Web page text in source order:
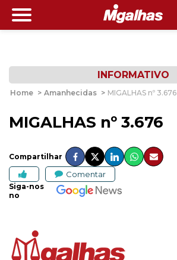
INFORMATIVO
Home > Amanhecidas > MIGALHAS nº 3.676
MIGALHAS nº 3.676
Compartilhar
Comentar
Siga-nos
no